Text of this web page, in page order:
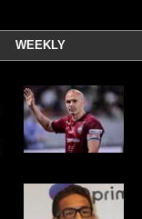
WEEKLY